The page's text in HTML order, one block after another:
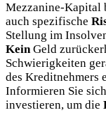
Mezzanine-Kapital
auch spezifische
Stellung im
KeinGeld
Schwierigkeiten
des Kreditnehmers
Informieren Sie
investieren, um die